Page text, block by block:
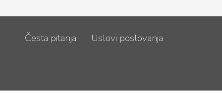
Česta pitanja Uslovi poslovanja